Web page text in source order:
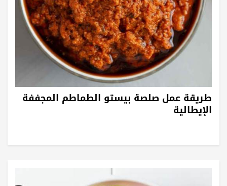
طريقة عمل صلصة بيستو الطماطم المجففة
الإيطالية